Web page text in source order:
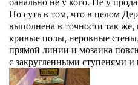
Но суть в том, что в целом
выполнена в точности так же,
кривые полы, неровные
прямой линии и мозаика
с закругленными ступенями